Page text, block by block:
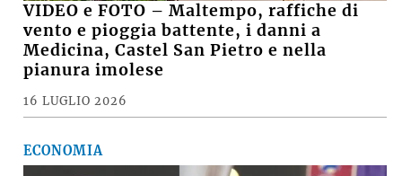
VIDEO e FOTO – Maltempo, raffiche di
vento e pioggia battente, i danni a
Medicina, Castel San Pietro e nella
pianura imolese
16 LUGLIO 2026
ECONOMIA